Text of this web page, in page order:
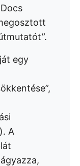
egy
A